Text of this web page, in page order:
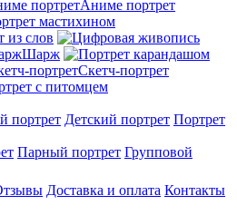
Аниме портрет
мастихином
из слов
Шарж
Скетч-портрет
с питомцем
портрет Детский портрет Портрет
Парный портрет Групповой
Доставка и оплата Контакты